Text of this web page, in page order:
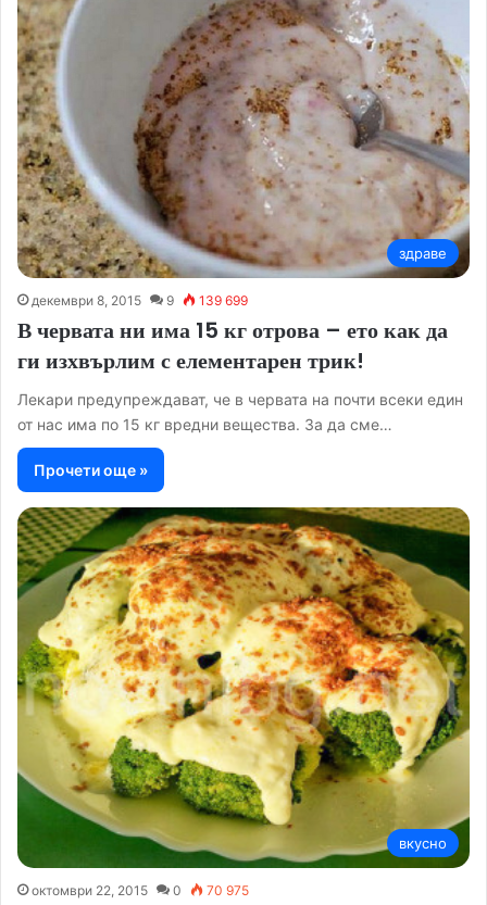
здраве
декември 8, 2015 9 139 699
В червата ни има 15 кг отрова – ето как да
ги изхвърлим с елементарен трик!
Лекари предупреждават, че в червата на почти всеки един
от нас има по 15 кг вредни вещества. За да сме…
Прочети още »
вкусно
октомври 22, 2015 0 70 975